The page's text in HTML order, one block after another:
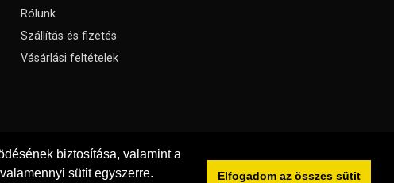
biztosítása, valamint a
sütit egyszerre.
Elfogadom az összes sütit
Rólunk
Szállítás és fizetés
Vásárlási feltételek